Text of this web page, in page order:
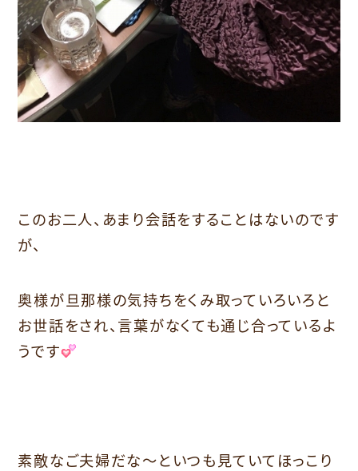
このお二人、あまり会話をすることはないのです
が、
奥様が旦那様の気持ちをくみ取っていろいろと
お世話をされ、言葉がなくても通じ合っているよ
うです
素敵なご夫婦だな～といつも見ていてほっこり